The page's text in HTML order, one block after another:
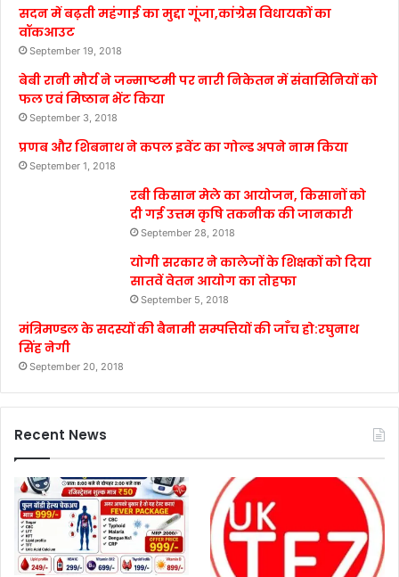
सदन में बढ़ती महंगाई का मुद्दा गूंजा,कांग्रेस विधायकों का
वॉकआउट
September 19, 2018
बेबी रानी मौर्य ने जन्माष्टमी पर नारी निकेतन में संवासिनियों को
फल एवं मिष्ठान भेंट किया
September 3, 2018
प्रणब और शिबनाथ ने कपल इवेंट का गोल्ड अपने नाम किया
September 1, 2018
रबी किसान मेले का आयोजन, किसानों को
दी गई उत्तम कृषि तकनीक की जानकारी
September 28, 2018
योगी सरकार ने कालेजों के शिक्षकों को दिया
सातवें वेतन आयोग का तोहफा
September 5, 2018
मंत्रिमण्डल के सदस्यों की बैनामी सम्पत्तियों की जाँच हो:रघुनाथ
सिंह नेगी
September 20, 2018
Recent News